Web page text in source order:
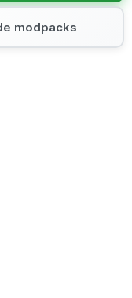
modpacks